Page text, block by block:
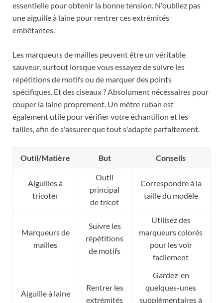
essentielle pour obtenir la bonne tension. N'oubliez pas
une aiguille à laine pour rentrer ces extrémités
embêtantes.
Les marqueurs de mailles peuvent être un véritable
sauveur, surtout lorsque vous essayez de suivre les
répétitions de motifs ou de marquer des points
spécifiques. Et des ciseaux ? Absolument nécessaires pour
couper la laine proprement. Un mètre ruban est
également utile pour vérifier votre échantillon et les
tailles, afin de s'assurer que tout s'adapte parfaitement.
Outil/Matière But Conseils
Aiguilles à
tricoter
Outil
principal
de tricot
Correspondre à la
taille du modèle
Marqueurs de
mailles
Suivre les
répétitions
de motifs
Utilisez des
marqueurs colorés
pour les voir
facilement
Aiguille à laine
Rentrer les
extrémités
Gardez-en
quelques-unes
supplémentaires à